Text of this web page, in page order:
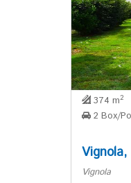
374 m2
2 Box/
Vignola